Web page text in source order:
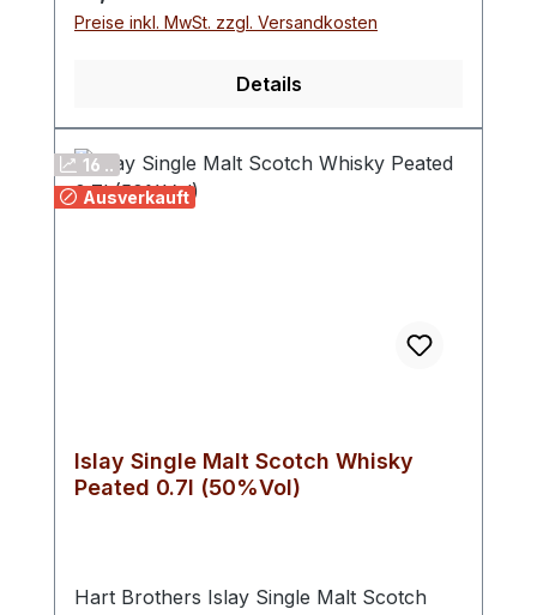
Preise inkl. MwSt. zzgl. Versandkosten
Details
16 ..
Ausverkauft
Islay Single Malt Scotch Whisky
Peated 0.7l (50%Vol)
Hart Brothers Islay Single Malt Scotch